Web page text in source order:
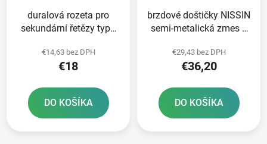
duralová rozeta pro
sekundární řetězy typu
49 zubů
€14,63 bez DPH
€18
DO KOŠÍKA
brzdové doštičky NISSIN
semi-metalická zmes 2
€29,43 bez DPH
€36,20
DO KOŠÍKA